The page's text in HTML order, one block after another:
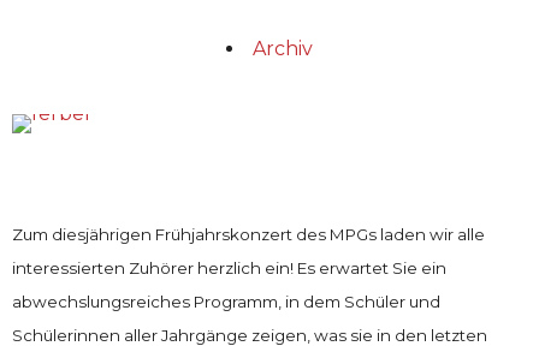
Archiv
Zum diesjährigen Frühjahrskonzert des MPGs laden wir alle
interessierten Zuhörer herzlich ein! Es erwartet Sie ein
abwechslungsreiches Programm, in dem Schüler und
Schülerinnen aller Jahrgänge zeigen, was sie in den letzten